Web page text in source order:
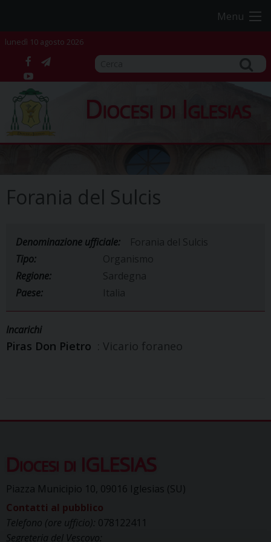
content
Menu
lunedì 10 agosto 2026
facebook
telegram
YouTube
Diocesi di Iglesias
Forania del Sulcis
Denominazione ufficiale:
Forania del Sulcis
Tipo:
Organismo
Regione:
Sardegna
Paese:
Italia
Incarichi
Piras Don Pietro : Vicario foraneo
Diocesi di IGLESIAS
Piazza Municipio 10, 09016 Iglesias (SU)
Contatti al pubblico
Telefono (ore ufficio): 078122411
Segreteria del Vescovo: